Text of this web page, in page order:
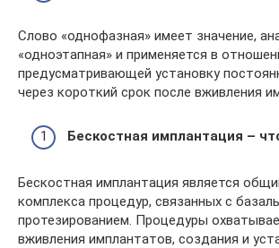
Слово «однофазная» имеет значение,
«одноэтапная» и применяется в
предусматривающей установку
через короткий срок после вживления
Бескостная имплантация –
Бескостная имплантация является
комплекса процедур, связанных с
протезированием. Процедуры
вживления имплантатов, создания и